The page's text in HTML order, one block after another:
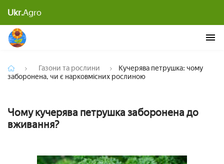
Ukr.Agroнарковмісних рослиною
Газони та рослини
Кучерява петрушка: чому
заборонена, чи є нарковмісних рослиною
Чому кучерява петрушка заборонена до
вживання?